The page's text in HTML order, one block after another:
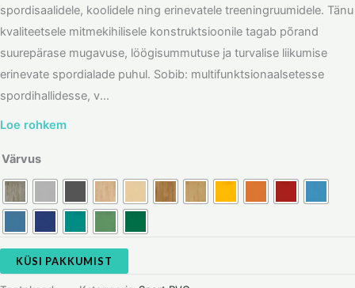
spordisaalidele, koolidele ning erinevatele treeningruumidele. Tänu
kvaliteetsele mitmekihilisele konstruktsioonile tagab põrand
suurepärase mugavuse, löögisummutuse ja turvalise liikumise
erinevate spordialade puhul. Sobib: multifunktsionaalsetesse
spordihallidesse, v...
Loe rohkem
Värvus
KÜSI PAKKUMIST